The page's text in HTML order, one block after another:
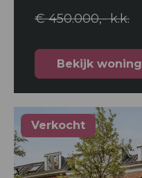
€ 450.000,- k.k.
Bekijk woning
Verkocht